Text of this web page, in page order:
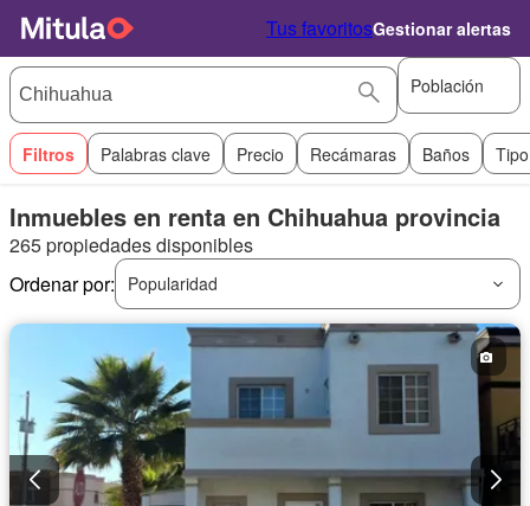
Tus favoritosGestionar alertas
Población
Filtros Palabras clave Precio Recámaras Baños
Inmuebles en renta en Chihuahua provincia
265 propiedades disponibles
Ordenar por:
Popularidad